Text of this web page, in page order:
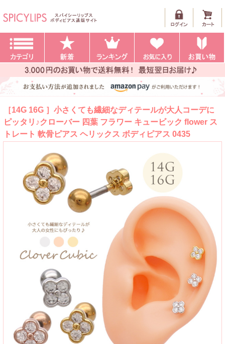
［14G 16G ］小さくても繊細なディテールが大人コーデに
ピッタリ♪クローバー 四葉 フラワー キュービック flower ス
トレート 軟骨ピアス ヘリックス ボディピアス 0435